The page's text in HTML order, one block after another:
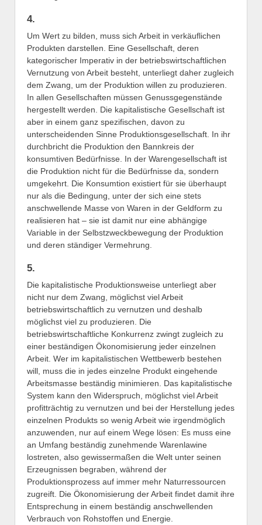
4.
Um Wert zu bilden, muss sich Arbeit in verkäuflichen
Produkten darstellen. Eine Gesellschaft, deren
kategorischer Imperativ in der betriebswirtschaftlichen
Vernutzung von Arbeit besteht, unterliegt daher zugleich
dem Zwang, um der Produktion willen zu produzieren.
In allen Gesellschaften müssen Genussgegenstände
hergestellt werden. Die kapitalistische Gesellschaft ist
aber in einem ganz spezifischen, davon zu
unterscheidenden Sinne Produktionsgesellschaft. In ihr
durchbricht die Produktion den Bannkreis der
konsumtiven Bedürfnisse. In der Warengesellschaft ist
die Produktion nicht für die Bedürfnisse da, sondern
umgekehrt. Die Konsumtion existiert für sie überhaupt
nur als die Bedingung, unter der sich eine stets
anschwellende Masse von Waren in der Geldform zu
realisieren hat – sie ist damit nur eine abhängige
Variable in der Selbstzweckbewegung der Produktion
und deren ständiger Vermehrung.
5.
Die kapitalistische Produktionsweise unterliegt aber
nicht nur dem Zwang, möglichst viel Arbeit
betriebswirtschaftlich zu vernutzen und deshalb
möglichst viel zu produzieren. Die
betriebswirtschaftliche Konkurrenz zwingt zugleich zu
einer beständigen Ökonomisierung jeder einzelnen
Arbeit. Wer im kapitalistischen Wettbewerb bestehen
will, muss die in jedes einzelne Produkt eingehende
Arbeitsmasse beständig minimieren. Das kapitalistische
System kann den Widerspruch, möglichst viel Arbeit
profitträchtig zu vernutzen und bei der Herstellung jedes
einzelnen Produkts so wenig Arbeit wie irgendmöglich
anzuwenden, nur auf einem Wege lösen: Es muss eine
an Umfang beständig zunehmende Warenlawine
lostreten, also gewissermaßen die Welt unter seinen
Erzeugnissen begraben, während der
Produktionsprozess auf immer mehr Naturressourcen
zugreift. Die Ökonomisierung der Arbeit findet damit ihre
Entsprechung in einem beständig anschwellenden
Verbrauch von Rohstoffen und Energie.